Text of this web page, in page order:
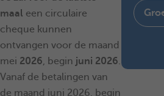
maal een circulaire
cheque kunnen
ontvangen voor de maand
mei 2026, begin juni 2026.
Vanaf de betalingen van
de maand juni 2026, begin